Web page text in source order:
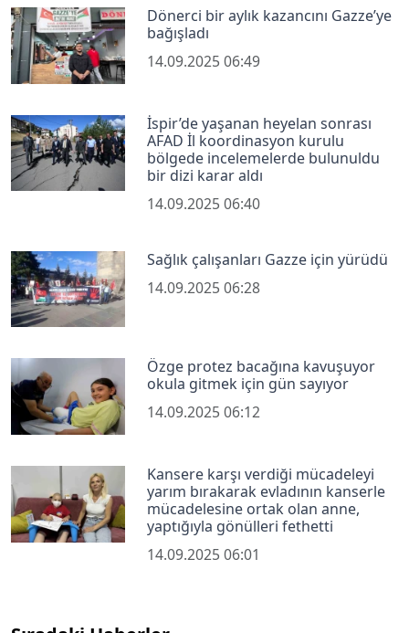
Dönerci bir aylık kazancını Gazze’ye
bağışladı
14.09.2025 06:49
İspir’de yaşanan heyelan sonrası
AFAD İl koordinasyon kurulu
bölgede incelemelerde bulunuldu
bir dizi karar aldı
14.09.2025 06:40
Sağlık çalışanları Gazze için yürüdü
14.09.2025 06:28
Özge protez bacağına kavuşuyor
okula gitmek için gün sayıyor
14.09.2025 06:12
Kansere karşı verdiği mücadeleyi
yarım bırakarak evladının kanserle
mücadelesine ortak olan anne,
yaptığıyla gönülleri fethetti
14.09.2025 06:01